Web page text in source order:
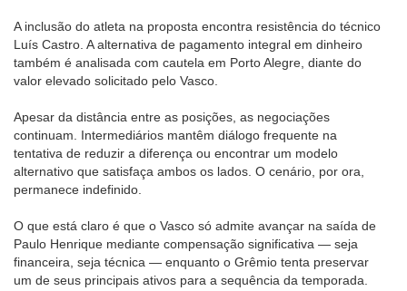
A inclusão do atleta na proposta encontra resistência do técnico
Luís Castro. A alternativa de pagamento integral em dinheiro
também é analisada com cautela em Porto Alegre, diante do
valor elevado solicitado pelo Vasco.
Apesar da distância entre as posições, as negociações
continuam. Intermediários mantêm diálogo frequente na
tentativa de reduzir a diferença ou encontrar um modelo
alternativo que satisfaça ambos os lados. O cenário, por ora,
permanece indefinido.
O que está claro é que o Vasco só admite avançar na saída de
Paulo Henrique mediante compensação significativa — seja
financeira, seja técnica — enquanto o Grêmio tenta preservar
um de seus principais ativos para a sequência da temporada.